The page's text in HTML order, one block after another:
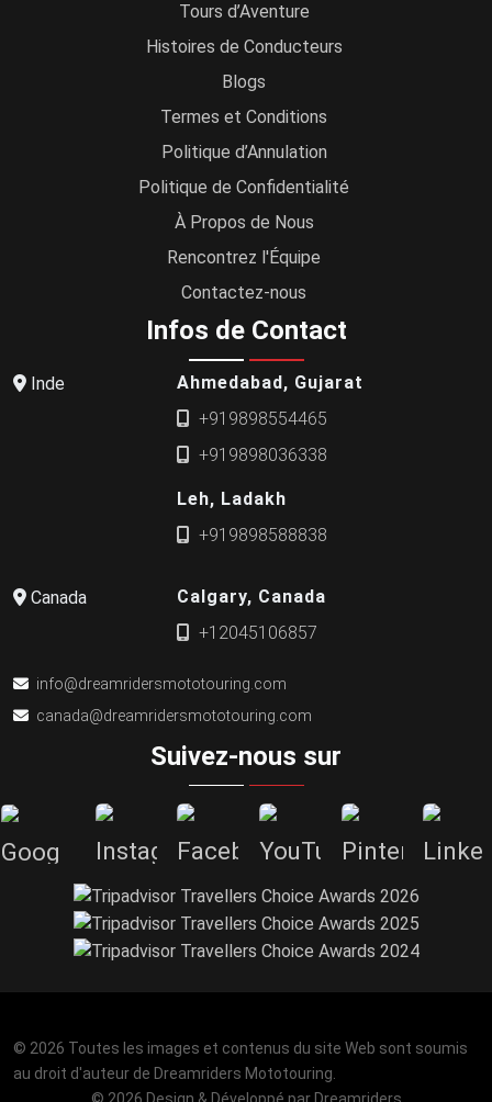
Tours d’Aventure
Histoires de Conducteurs
Blogs
Termes et Conditions
Politique d’Annulation
Politique de Confidentialité
À Propos de Nous
Rencontrez l'Équipe
Contactez-nous
Infos de Contact
Inde
Ahmedabad, Gujarat
+919898554465
+919898036338
Leh, Ladakh
+919898588838
Canada
Calgary, Canada
+12045106857
info@dreamridersmototouring.com
canada@dreamridersmototouring.com
Suivez-nous sur
© 2026 Toutes les images et contenus du site Web sont soumis
au droit d'auteur de Dreamriders Mototouring.
© 2026 Design & Développé par Dreamriders